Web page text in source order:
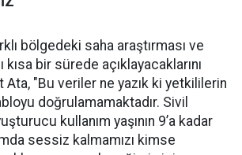
bölgedeki saha araştırması ve
kısa bir sürede açıklayacaklarını
Ata, "Bu veriler ne yazık ki yetkililerin
doğrulamamaktadır. Sivil
kullanım yaşının 9’a kadar
sessiz kalmamızı kimse